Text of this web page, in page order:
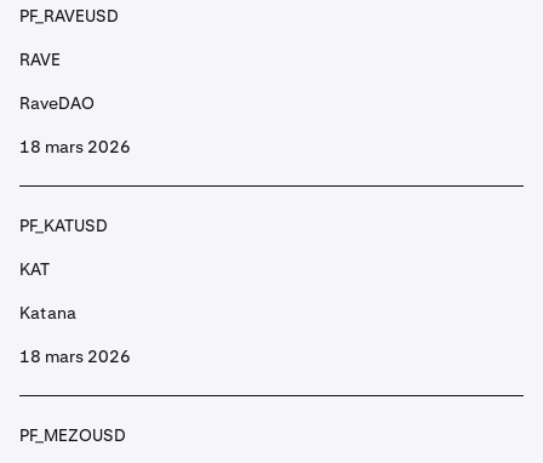
PF_BEAMUSD
PF_RAVEUSD
RAVE
RaveDAO
18 mars 2026
PF_KATUSD
KAT
Katana
18 mars 2026
PF_MEZOUSD